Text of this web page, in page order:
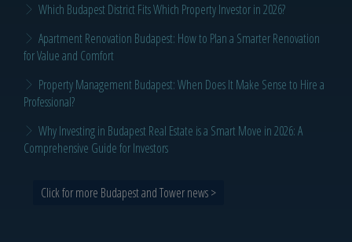
Which Budapest District Fits Which Property Investor in 2026?
Apartment Renovation Budapest: How to Plan a Smarter Renovation
for Value and Comfort
Property Management Budapest: When Does It Make Sense to Hire a
Professional?
Why Investing in Budapest Real Estate is a Smart Move in 2026: A
Comprehensive Guide for Investors
Click for more Budapest and Tower news >